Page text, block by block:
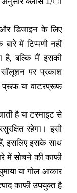
डिजाइन के लिए
में टिप्पणी नहीं
है, बल्कि मैं इसकी
पर प्रकाश
प्रूफ या वाटरप्रूफ
है या टरमाइट से
रहेगा। इसी
इसलिए इसके साथ
में सोचने की काफी
या गोल आकार
काफी उपयुक्त है